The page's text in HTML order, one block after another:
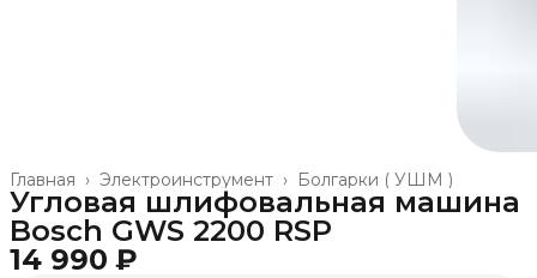
Болгарки ( УШМ )
Электроинструмент ›
Главная ›
Угловая шлифовальная машина
Bosch GWS 2200 RSP
14 990 ₽